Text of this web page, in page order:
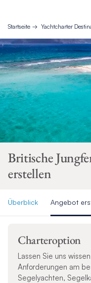
Startseite Yachtcharter
Britische
erstellen
Überblick Angebot
Charteroption
Lassen Sie uns
Anforderungen am
Segelyachten,